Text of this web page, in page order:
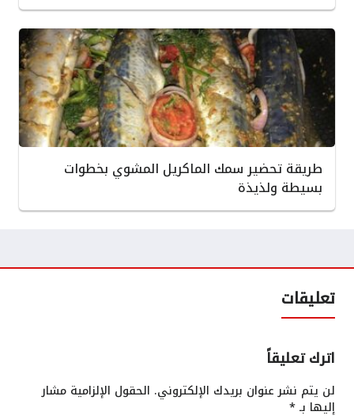
طريقة تحضير سمك الماكريل المشوي بخطوات
بسيطة ولذيذة
تعليقات
اترك تعليقاً
لن يتم نشر عنوان بريدك الإلكتروني. الحقول الإلزامية مشار
إليها بـ*